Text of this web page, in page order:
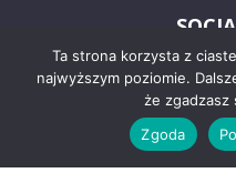
Ta strona korzysta z
najwyższym poziomie.
że zgadzasz
Zgoda